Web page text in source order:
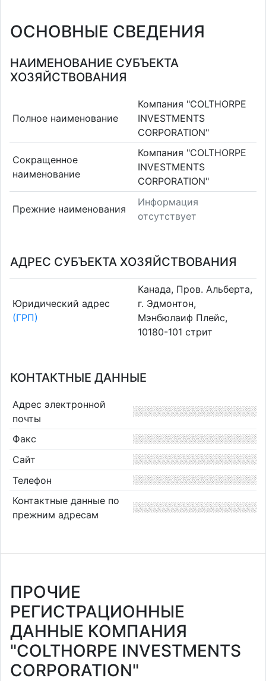
ОСНОВНЫЕ СВЕДЕНИЯ
НАИМЕНОВАНИЕ СУБЪЕКТА
ХОЗЯЙСТВОВАНИЯ
Полное наименование
Компания "COLTHORPE
INVESTMENTS
CORPORATION"
Сокращенное
наименование
Компания "COLTHORPE
INVESTMENTS
CORPORATION"
Прежние наименования
Информация
отсутствует
АДРЕС СУБЪЕКТА ХОЗЯЙСТВОВАНИЯ
Юридический адрес
(ГРП)
Канада, Пров. Альберта,
г. Эдмонтон,
Мэнбюлаиф Плейс,
10180-101 стрит
КОНТАКТНЫЕ ДАННЫЕ
Адрес электронной
почты
Факс
Сайт
Телефон
Контактные данные по
прежним адресам
ПРОЧИЕ
РЕГИСТРАЦИОННЫЕ
ДАННЫЕ КОМПАНИЯ
"COLTHORPE INVESTMENTS
CORPORATION"